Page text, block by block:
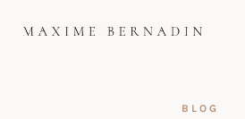
BLOG